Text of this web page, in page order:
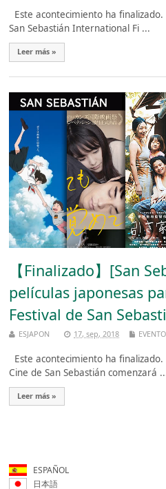
Este acontecimiento ha
San Sebastián International Fi ...
Leer más »
【Finalizado】[San
películas japonesas
Festival de San
ESJAPON 17, sep, 2018
Este acontecimiento ha
Cine de San Sebastián comenzará
Leer más »
ESPAÑOL
日本語